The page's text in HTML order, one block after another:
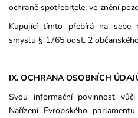
ochraně spotřebitele, ve znění
Kupující tímto přebírá na sebe
smyslu § 1765 odst. 2
IX. OCHRANA OSOBNÍCH
Svou informační povinnost
Nařízení Evropského